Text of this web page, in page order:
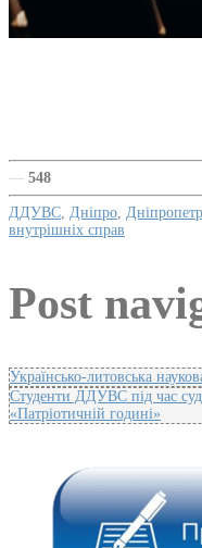
— 548
ДДУВС, Дніпро,
внутрішніх справ
Post
Українсько-литовська
Студенти ДДУВС під час
«Патріотичній годині»